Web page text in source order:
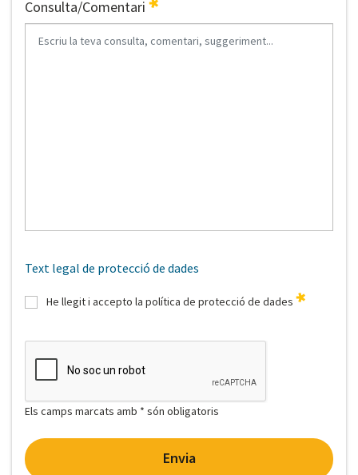
Consulta/Comentari
Text legal de protecció de dades
He llegit i accepto la política de protecció de dades
Els camps marcats amb * són obligatoris
Envia